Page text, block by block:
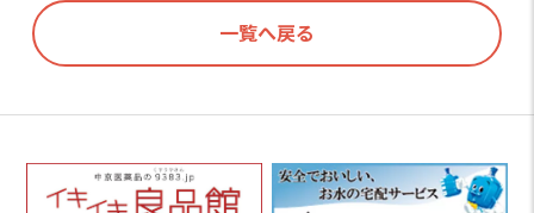
一覧へ戻る